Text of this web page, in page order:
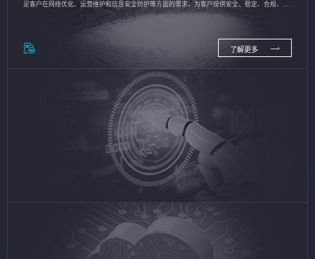
足客户在网络优化、运营维护和信息安全防护等方面的需求，为客户提供安全、稳定、合规、持
了解更多